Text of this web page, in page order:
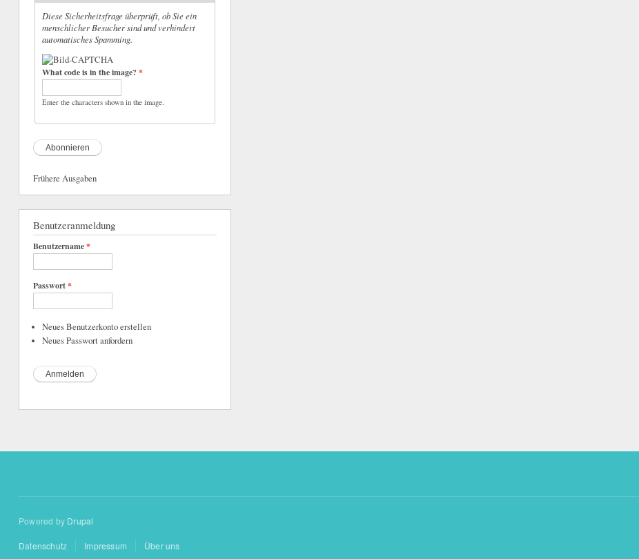
Diese Sicherheitsfrage überprüft, ob Sie ein
menschlicher Besucher sind und verhindert
automatisches Spamming.
What code is in the image?*
Enter the characters shown in the image.
Frühere Ausgaben
Benutzeranmeldung
Benutzername*
Passwort*
Neues Benutzerkonto erstellen
Neues Passwort anfordern
Powered by Drupal
Datenschutz Impressum Über uns